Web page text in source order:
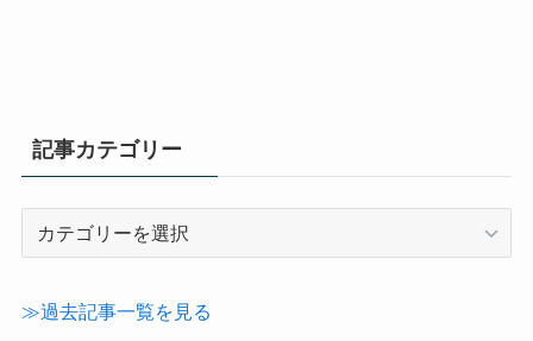
記事カテゴリー
テ
≫過去記事一覧を見る